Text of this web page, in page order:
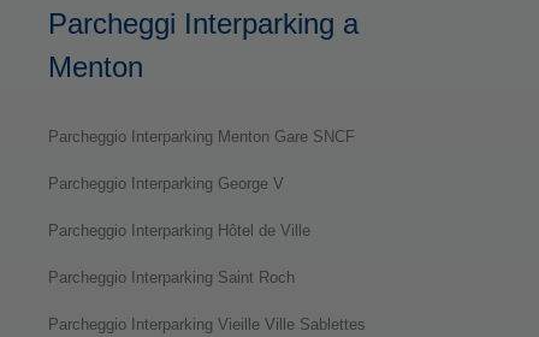
Parcheggi Interparking a
Menton
Parcheggio Interparking Menton Gare SNCF
Parcheggio Interparking George V
Parcheggio Interparking Hôtel de Ville
Parcheggio Interparking Saint Roch
Parcheggio Interparking Vieille Ville Sablettes